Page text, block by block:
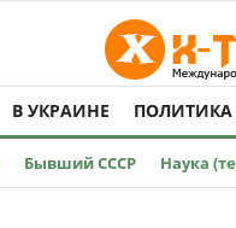
В УКРАИНЕ ПОЛИТИКА
Бывший СССР Наука